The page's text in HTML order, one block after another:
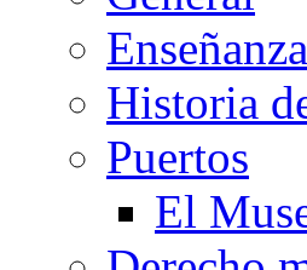
Historia
Puertos
El